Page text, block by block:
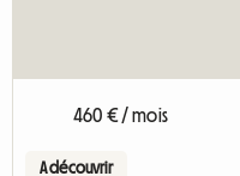
460 € / mois
A découvrir